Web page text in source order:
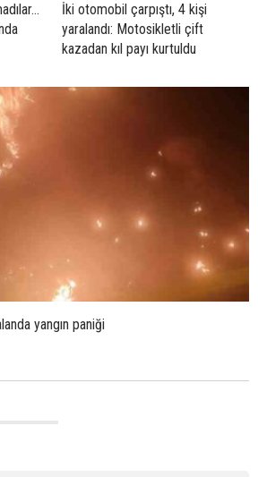
İki otomobil çarpıştı, 4 kişi
yaralandı: Motosikletli çift
kazadan kıl payı kurtuldu
yangın paniği